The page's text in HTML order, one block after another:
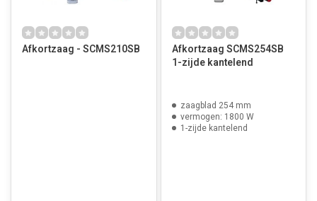
Afkortzaag - SCMS210SB
Afkortzaag SCMS254SB
1-zijde kantelend
zaagblad 254 mm
vermogen: 1800 W
1-zijde kantelend